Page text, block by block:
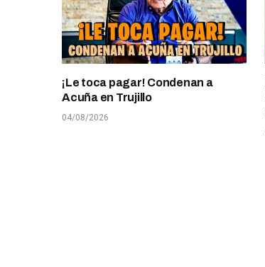
¡Le toca pagar! Condenan a
Acuña en Trujillo
04/08/2026